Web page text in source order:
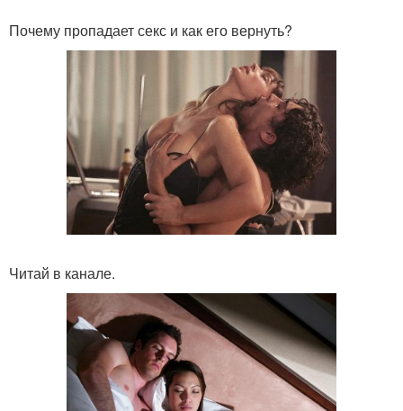
Почему пропадает секс и как его вернуть?
Читай в канале.